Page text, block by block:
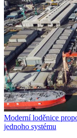
Moderní loděnice
jednoho systému